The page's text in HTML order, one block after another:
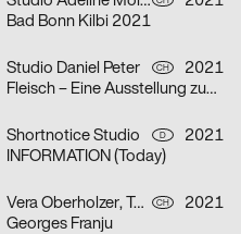
Bad Bonn Kilbi 2021
Studio Daniel Peter CH
2021
Fleisch – Eine Ausstellung zum Innenleben
Shortnotice Studio D
2021
INFORMATION (Today)
Vera Oberholzer, Tonja Wüthrich CH
2021
Georges Franju